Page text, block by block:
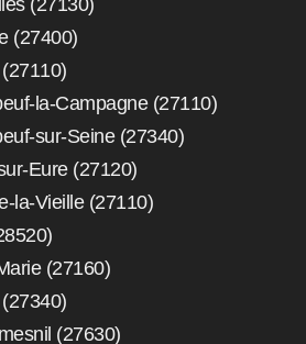
(27400)
la-Campagne (27110)
sur-Seine (27340)
Eure (27120)
la-Vieille (27110)
(27160)
(27630)